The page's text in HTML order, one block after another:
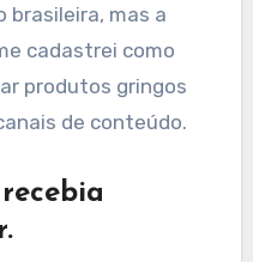
brasileira, mas a
cadastrei como
produtos gringos
de conteúdo.